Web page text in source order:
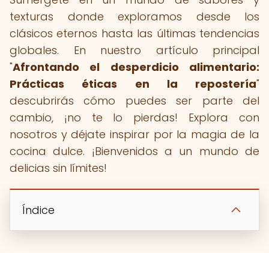
texturas donde exploramos desde los
clásicos eternos hasta las últimas tendencias
globales. En nuestro artículo principal
"Afrontando el desperdicio alimentario:
Prácticas éticas en la repostería"
descubrirás cómo puedes ser parte del
cambio, ¡no te lo pierdas! Explora con
nosotros y déjate inspirar por la magia de la
cocina dulce. ¡Bienvenidos a un mundo de
delicias sin límites!
Índice